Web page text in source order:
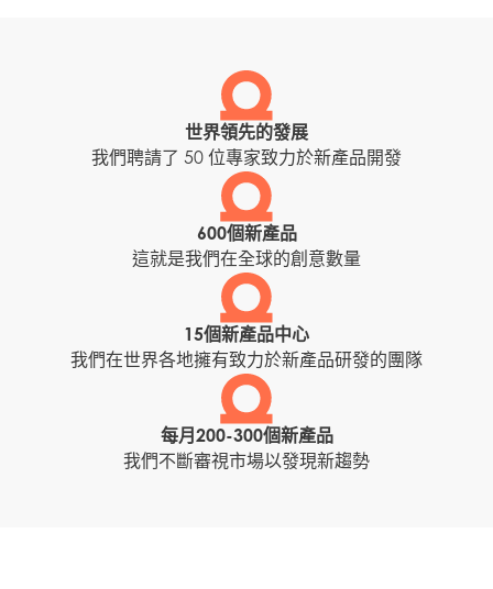
世界領先的發展
我們聘請了 50 位專家致力於新產品開發
600個新產品
這就是我們在全球的創意數量
15個新產品中心
我們在世界各地擁有致力於新產品研發的團隊
每月200-300個新產品
我們不斷審視市場以發現新趨勢